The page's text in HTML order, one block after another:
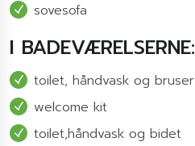
sovesofa
I BADEVÆRELSERNE:
toilet, håndvask og bruser
welcome kit
toilet,håndvask og bidet